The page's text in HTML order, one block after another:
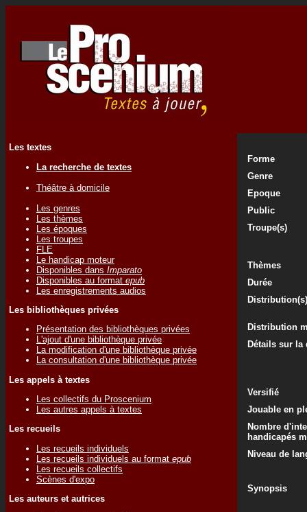
Les textes
La recherche de textes
Théâtre à domicile
Les genres
Les thèmes
Les époques
Les troupes
FLE
Le handicap moteur
Disponibles dans Imparato
Disponibles au format epub
Les enregistrements audios
Les bibliothèques privées
Présentation des bibliothèques privées
L'ajout d'une bibliothèque privée
La modification d'une bibliothèque privée
La consultation d'une bibliothèque privée
Les appels à textes
Les collectifs du Proscenium
Les autres appels à textes
Les recueils
Les recueils individuels
Les recueils individuels au format epub
Les recueils collectifs
Scènes d'expo
Les auteurs et autrices
Forme
Genre
Epoque
Public
Troupe(s)
Thèmes
Durée
Distribution(s)
Distribution
Détails sur
Versifié
Jouable en
Nombre
handicapés
Niveau de
Synopsis